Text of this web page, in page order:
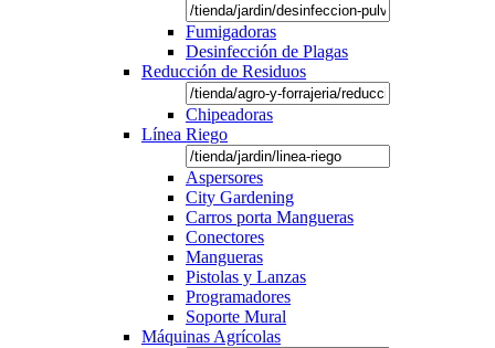
Fumigadoras
Desinfección de Plagas
Reducción de Residuos
Chipeadoras
Línea Riego
Aspersores
City Gardening
Carros porta Mangueras
Conectores
Mangueras
Pistolas y Lanzas
Programadores
Soporte Mural
Máquinas Agrícolas